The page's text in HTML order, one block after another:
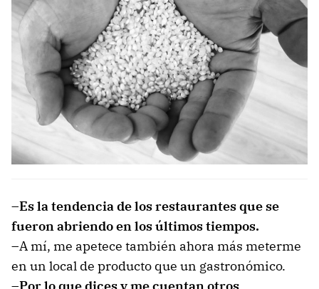
–Es la tendencia de los restaurantes que se
fueron abriendo en los últimos tiempos.
–A mí, me apetece también ahora más meterme
en un local de producto que un gastronómico.